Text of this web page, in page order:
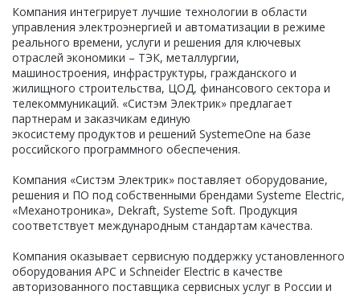
Компания интегрирует лучшие технологии в области
управления электроэнергией и автоматизации в режиме
реального времени, услуги и решения для ключевых
отраслей экономики – ТЭК, металлургии,
машиностроения, инфраструктуры, гражданского и
жилищного строительства, ЦОД, финансового сектора и
телекоммуникаций. «Систэм Электрик» предлагает
партнерам и заказчикам единую
экосистему продуктов и решений SystemeOne на базе
российского программного обеспечения.
Компания «Систэм Электрик» поставляет оборудование,
решения и ПО под собственными брендами Systeme Electric,
«Механотроника», Dekraft, Systeme Soft. Продукция
соответствует международным стандартам качества.
Компания оказывает сервисную поддержку установленного
оборудования APC и Schneider Electric в качестве
авторизованного поставщика сервисных услуг в России и